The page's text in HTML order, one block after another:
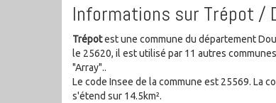
Informations sur Trépot /
Trépotest une commune du département
le 25620, il est utilisé par 11 autres
"Array"..
Le code Insee de la commune est 25569. La
s'étend sur 14.5km².